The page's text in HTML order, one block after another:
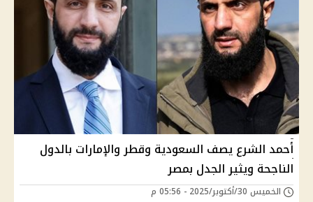
أحمد الشرع يصف السعودية وقطر والإمارات بالدول
الناجحة ويثير الجدل بمصر
الخميس 30/أكتوبر/2025 - 05:56 م